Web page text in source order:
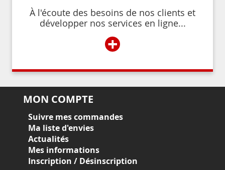
À l'écoute des besoins de nos clients et
développer nos services en ligne...
+
MON COMPTE
Suivre mes commandes
Ma liste d'envies
Actualités
Mes informations
Inscription / Désinscription